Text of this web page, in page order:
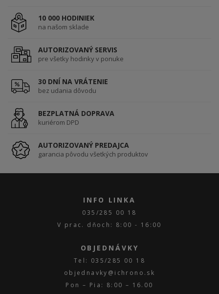
10 000 HODINIEK
na našom sklade
AUTORIZOVANÝ SERVIS
pre všetky hodinky v ponuke
30 DNÍ NA VRÁTENIE
bez udania dôvodu
BEZPLATNÁ DOPRAVA
kuriérom DPD
AUTORIZOVANÝ PREDAJCA
garancia pôvodu všetkých produktov
INFO LINKA
035/285 00 18
V prac. dňoch: 8:00 - 16:00
OBJEDNÁVKY
Tel: 035/285 00 18
objednavky@ichrono.sk
Pon – Pia: 8:00 – 16.00